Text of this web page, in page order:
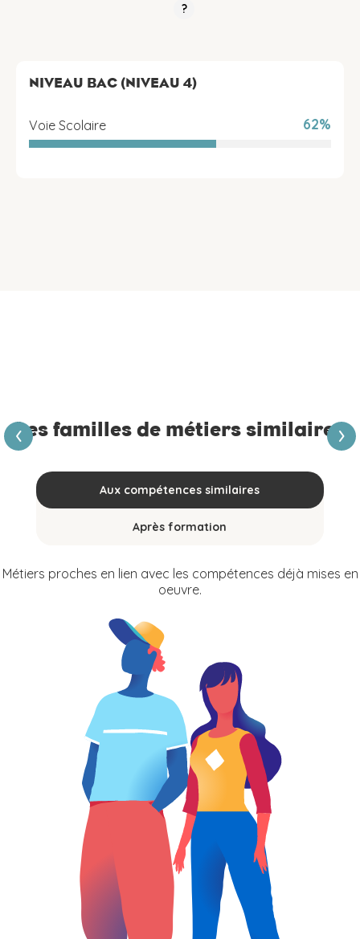
?
NIVEAU BAC (NIVEAU 4)
Voie Scolaire 62%
Les familles de métiers similaires
Aux compétences similaires
Après formation
Métiers proches en lien avec les compétences déjà mises en
oeuvre.
‹
›